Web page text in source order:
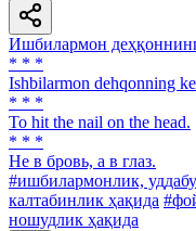
Ишбилармон
* * *
Ishbilarmon dehqonning
* * *
To hit the nail on the head.
* * *
Нe в бровь, а в глаз.
#ишбилармонлик,
калтабинлик ҳақида
ношудлик ҳақида